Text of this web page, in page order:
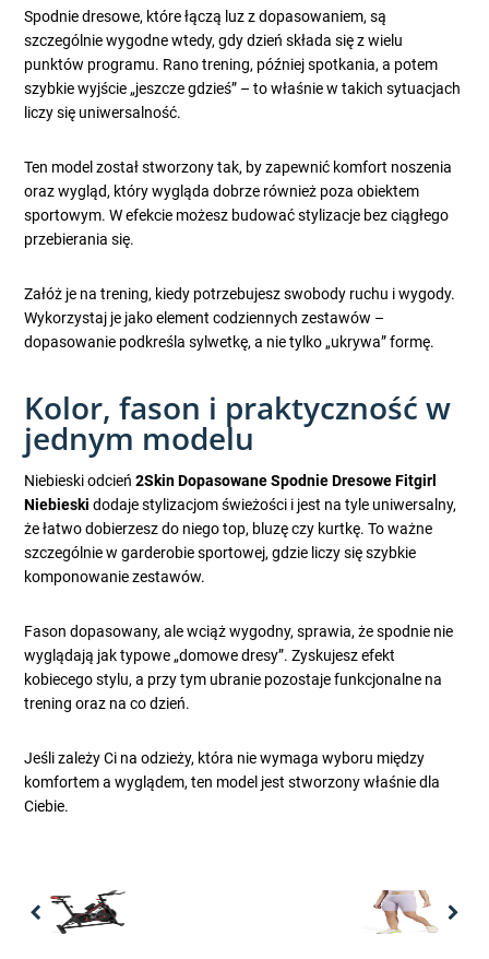
Spodnie dresowe, które łączą luz z dopasowaniem, są
szczególnie wygodne wtedy, gdy dzień składa się z wielu
punktów programu. Rano trening, później spotkania, a potem
szybkie wyjście „jeszcze gdzieś” – to właśnie w takich sytuacjach
liczy się uniwersalność.
Ten model został stworzony tak, by zapewnić komfort noszenia
oraz wygląd, który wygląda dobrze również poza obiektem
sportowym. W efekcie możesz budować stylizacje bez ciągłego
przebierania się.
Załóż je na trening, kiedy potrzebujesz swobody ruchu i wygody.
Wykorzystaj je jako element codziennych zestawów –
dopasowanie podkreśla sylwetkę, a nie tylko „ukrywa” formę.
Kolor, fason i praktyczność w
jednym modelu
Niebieski odcień2Skin Dopasowane Spodnie Dresowe Fitgirl
Niebieski dodaje stylizacjom świeżości i jest na tyle uniwersalny,
że łatwo dobierzesz do niego top, bluzę czy kurtkę. To ważne
szczególnie w garderobie sportowej, gdzie liczy się szybkie
komponowanie zestawów.
Fason dopasowany, ale wciąż wygodny, sprawia, że spodnie nie
wyglądają jak typowe „domowe dresy”. Zyskujesz efekt
kobiecego stylu, a przy tym ubranie pozostaje funkcjonalne na
trening oraz na co dzień.
Jeśli zależy Ci na odzieży, która nie wymaga wyboru między
komfortem a wyglądem, ten model jest stworzony właśnie dla
Ciebie.